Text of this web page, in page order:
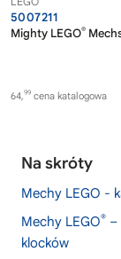
5007211
Mighty LEGO®
64,99 cena katalogowa
Na skróty
Mechy LEGO -
Mechy LEGO® –
klocków